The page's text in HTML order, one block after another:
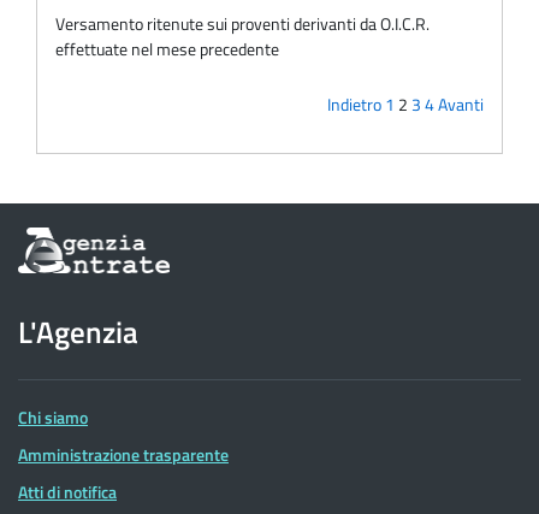
Versamento ritenute sui proventi derivanti da O.I.C.R.
effettuate nel mese precedente
Indietro1 2 34Avanti
Informazioni
sul
dell'Agenzia
delle
Entrate
L'Agenzia
Chi siamo
Amministrazione trasparente
Atti di notifica